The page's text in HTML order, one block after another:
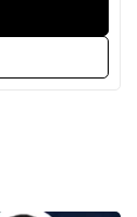
de visuels
Mise en
du projet. ✦
SIG.